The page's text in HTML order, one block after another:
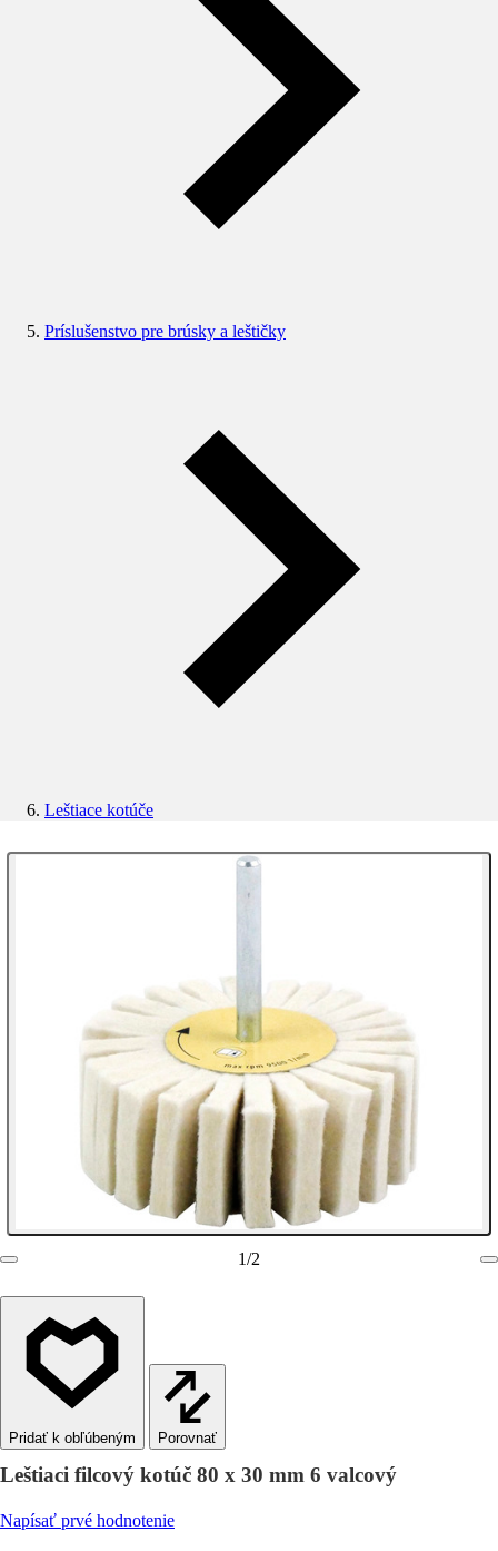
Príslušenstvo pre brúsky a leštičky
Leštiace kotúče
1/2
Porovnať
Leštiaci filcový kotúč 80 x 30 mm 6 valcový
Napísať prvé hodnotenie